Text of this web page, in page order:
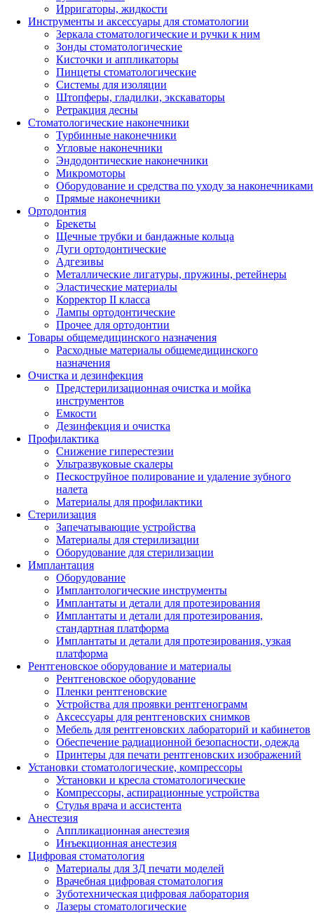
Ирригаторы, жидкости
Инструменты и аксессуары для стоматологии
Зеркала стоматологические и ручки к ним
Зонды стоматологические
Кисточки и аппликаторы
Пинцеты стоматологические
Системы для изоляции
Штопферы, гладилки, экскаваторы
Ретракция десны
Стоматологические наконечники
Турбинные наконечники
Угловые наконечники
Эндодонтические наконечники
Микромоторы
Оборудование и средства по уходу за наконечниками
Прямые наконечники
Ортодонтия
Брекеты
Щечные трубки и бандажные кольца
Дуги ортодонтические
Адгезивы
Металлические лигатуры, пружины, ретейнеры
Эластические материалы
Корректор II класса
Лампы ортодонтические
Прочее для ортодонтии
Товары общемедицинского назначения
Расходные материалы общемедицинского
назначения
Очистка и дезинфекция
Предстерилизационная очистка и мойка
инструментов
Емкости
Дезинфекция и очистка
Профилактика
Снижение гиперестезии
Ультразвуковые скалеры
Пескоструйное полирование и удаление зубного
налета
Материалы для профилактики
Стерилизация
Запечатывающие устройства
Материалы для стерилизации
Оборудование для стерилизации
Имплантация
Оборудование
Имплантологические инструменты
Имплантаты и детали для протезирования
Имплантаты и детали для протезирования,
стандартная платформа
Имплантаты и детали для протезирования, узкая
платформа
Рентгеновское оборудование и материалы
Рентгеновское оборудование
Пленки рентгеновские
Устройства для проявки рентгенограмм
Аксессуары для рентгеновских снимков
Мебель для рентгеновских лабораторий и кабинетов
Обеспечение радиационной безопасности, одежда
Принтеры для печати рентгеновских изображений
Установки стоматологические, компрессоры
Установки и кресла стоматологические
Компрессоры, аспирационные устройства
Стулья врача и ассистента
Анестезия
Аппликационная анестезия
Инъекционная анестезия
Цифровая стоматология
Материалы для 3Д печати моделей
Врачебная цифровая стоматология
Зуботехническая цифровая лаборатория
Лазеры стоматологические